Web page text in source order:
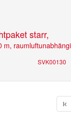
starr,
m,
SVK00130
l